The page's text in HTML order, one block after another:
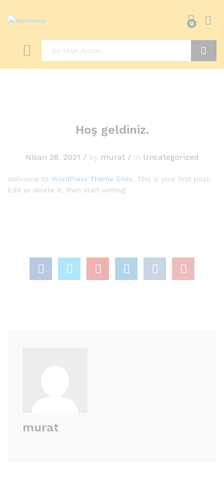
0
Hoş geldiniz.
Nisan 28, 2021 /by murat/in Uncategorized
Welcome to WordPress Theme Sites. This is your first post.
Edit or delete it, then start writing!
murat